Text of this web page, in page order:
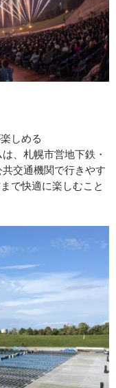
しめる
、札幌市営地下鉄・
交通機関で行きやす
で快適に楽しむこと